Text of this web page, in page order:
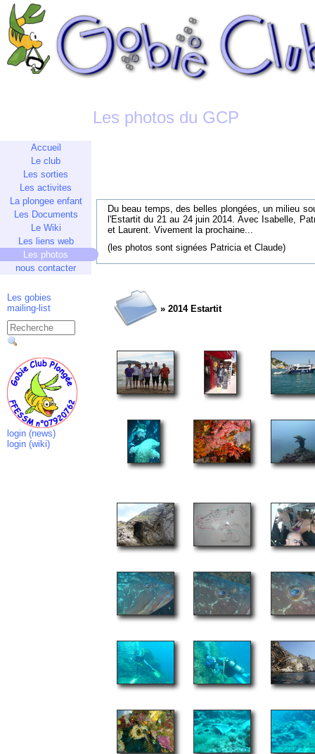
Les photos du GCP
Accueil
Le club
Les sorties
Les activites
La plongee enfant
Les Documents
Le Wiki
Les liens web
Les photos
nous contacter
Les gobies
mailing-list
login (news)
login (wiki)
Du beau temps, des belles plongées, un milieu
l'Estartit du 21 au 24 juin 2014. Avec Isabelle,
et Laurent. Vivement la prochaine...
(les photos sont signées Patricia et Claude)
» 2014 Estartit